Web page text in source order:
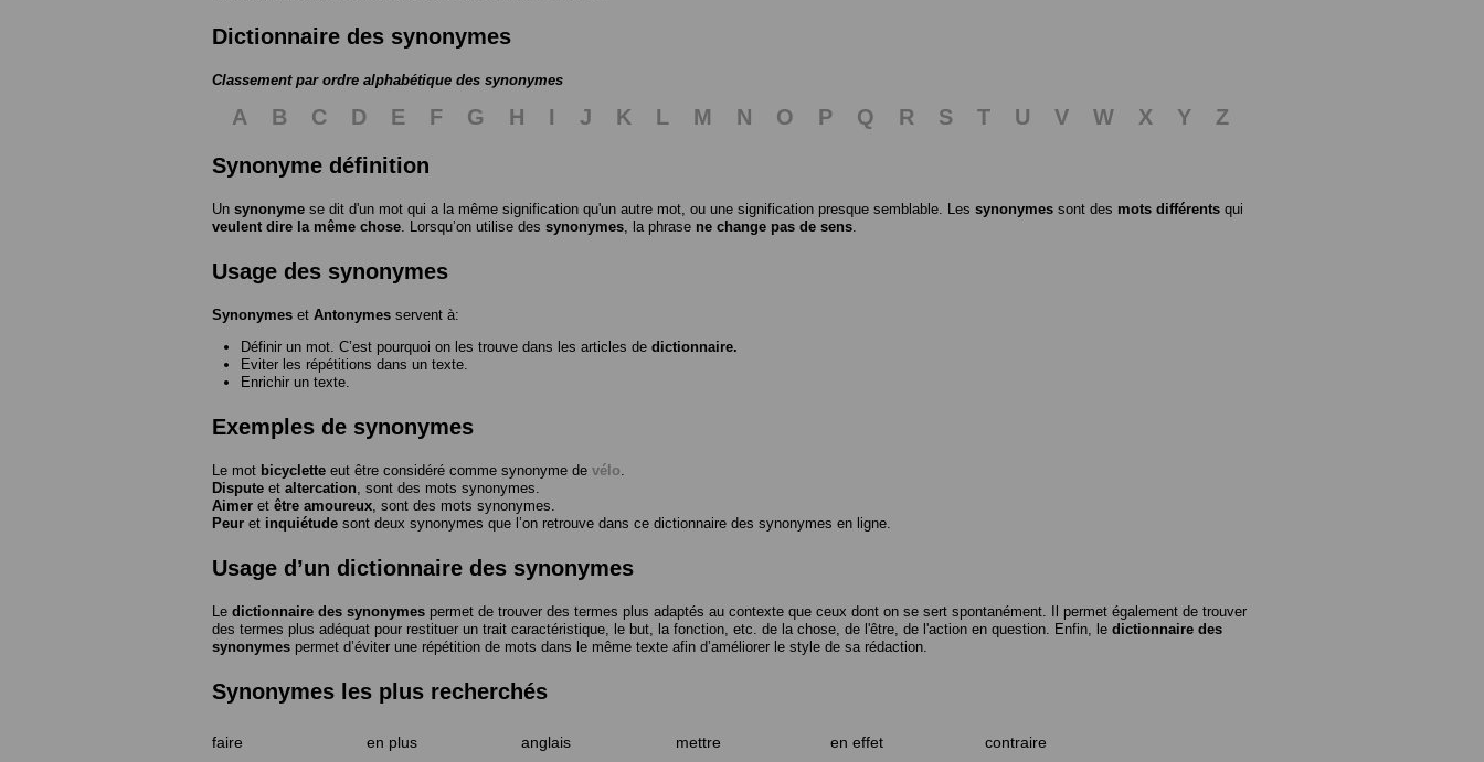
Dictionnaire des synonymes
Classement par ordre alphabétique des synonymes
A B C D E F G H I J K L M N O P Q R S T U V W X Y
Z
Synonyme définition
Un synonyme se dit d'un mot qui a la même signification qu'un autre mot, ou une signification presque semblable. Les synonymes sont des mots différents qui
veulent dire la même chose . Lorsqu’on utilise des synonymes , la phrase ne change pas de sens
Usage des synonymes
Synonymes et Antonymes servent à:
Définir un mot. C’est pourquoi on les trouve dans les articles de dictionnaire.
Eviter les répétitions dans un texte.
Enrichir un texte.
Exemples de synonymes
Le mot bicyclette eut être considéré comme synonyme de vélo
Dispute et altercation , sont des mots synonymes.
Aimer et être amoureux , sont des mots synonymes.
Peur et inquiétude sont deux synonymes que l’on retrouve dans ce dictionnaire des synonymes en ligne.
Usage d’un dictionnaire des synonymes
Le dictionnaire des synonymes permet de trouver des termes plus adaptés au contexte que ceux dont on se sert spontanément. Il permet également de trouver
des termes plus adéquat pour restituer un trait caractéristique, le but, la fonction, etc. de la chose, de l'être, de l'action en question. Enfin, le dictionnaire des
synonymes permet d’éviter une répétition de mots dans le même texte afin d’améliorer le style de sa rédaction.
Synonymes les plus recherchés
faire en plus anglais mettre en effet contraire